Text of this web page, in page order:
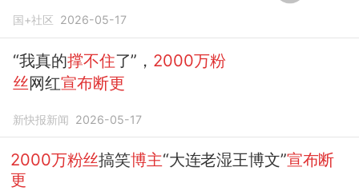
国+社区 2026-05-17
“我真的撑不住了”， 2000万粉
丝网红宣布断更
新快报新闻 2026-05-17
2000万粉丝搞笑博主“大连老湿王博文”宣布断
更